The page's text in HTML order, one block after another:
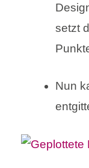
setzt
Nun